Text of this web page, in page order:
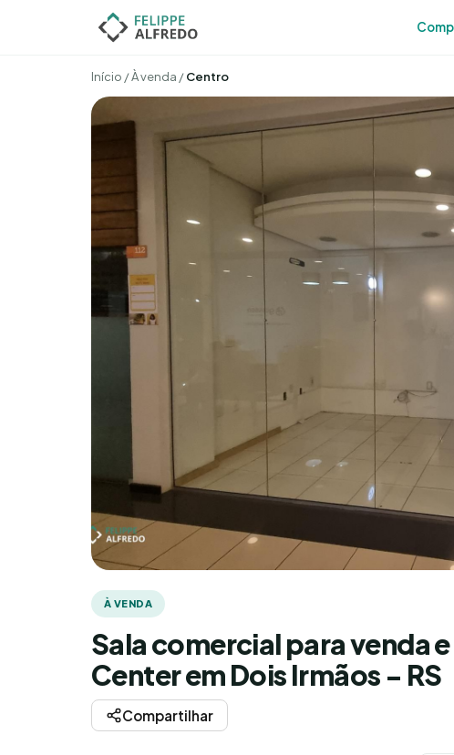
Início /À venda /Centro
À VENDA
Sala comercial para venda
Center em Dois Irmãos - RS
Compartilhar